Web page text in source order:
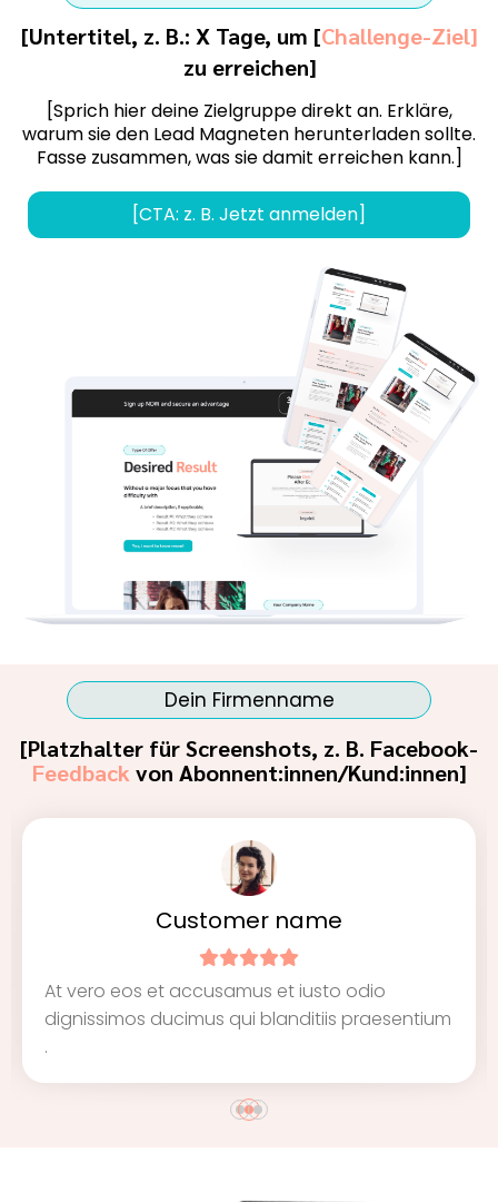
[Untertitel, z. B.: X Tage, um [Challenge-Ziel]
zu erreichen]
[Sprich hier deine Zielgruppe direkt an. Erkläre,
warum sie den Lead Magneten herunterladen sollte.
Fasse zusammen, was sie damit erreichen kann.]
[CTA: z. B. Jetzt anmelden]
Dein Firmenname
[Platzhalter für Screenshots, z. B. Facebook-
Feedback von Abonnent:innen/Kund:innen]
iusto odio
praesentium
Customer
At vero eos et accusamus et
dignissimos ducimus qui